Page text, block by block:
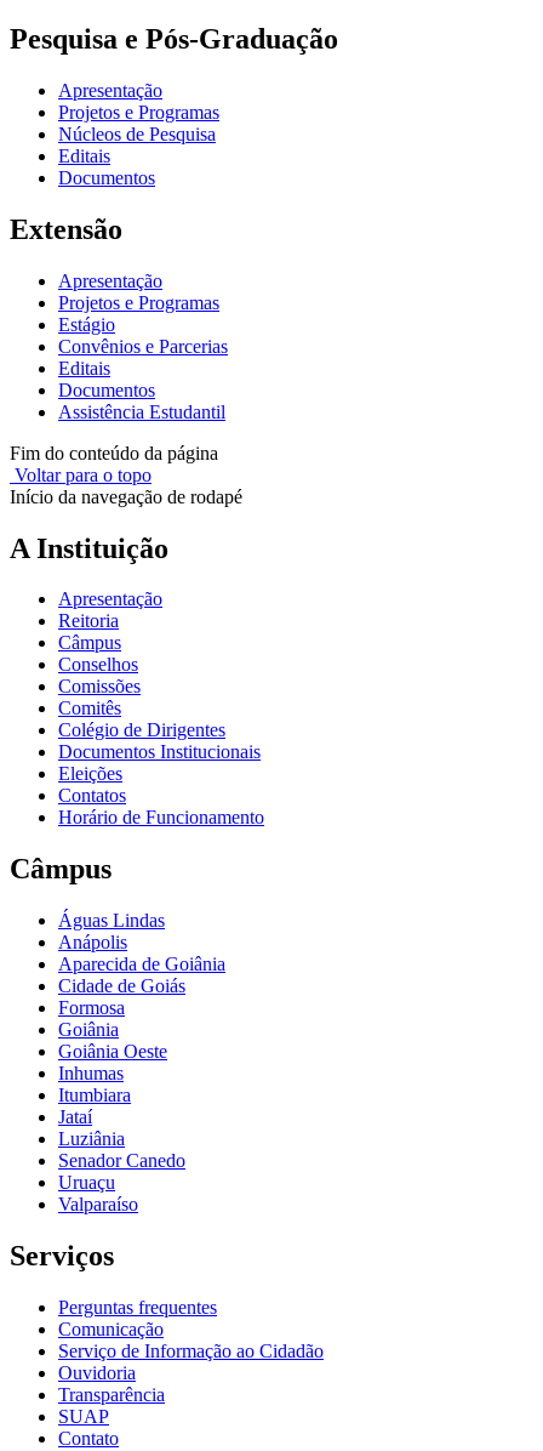
Pesquisa e Pós-Graduação
Apresentação
Projetos e Programas
Núcleos de Pesquisa
Editais
Documentos
Extensão
Apresentação
Projetos e Programas
Estágio
Convênios e Parcerias
Editais
Documentos
Assistência Estudantil
Fim do conteúdo da página
Voltar para o topo
Início da navegação de rodapé
A Instituição
Apresentação
Reitoria
Câmpus
Conselhos
Comissões
Comitês
Colégio de Dirigentes
Documentos Institucionais
Eleições
Contatos
Horário de Funcionamento
Câmpus
Águas Lindas
Anápolis
Aparecida de Goiânia
Cidade de Goiás
Formosa
Goiânia
Goiânia Oeste
Inhumas
Itumbiara
Jataí
Luziânia
Senador Canedo
Uruaçu
Valparaíso
Serviços
Perguntas frequentes
Comunicação
Serviço de Informação ao Cidadão
Ouvidoria
Transparência
SUAP
Contato